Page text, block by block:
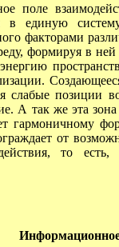
поле
в единую
факторами
формируя в ней
слабые позиции
А так же эта
гармоничному
от
то